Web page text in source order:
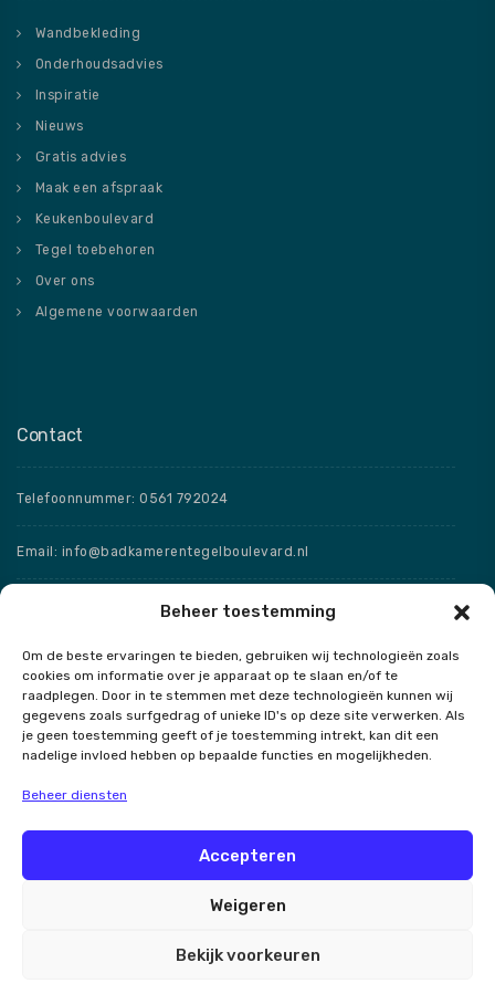
Beheer toestemming
Om de beste ervaringen te bieden, gebruiken wij technologieën zoals
cookies om informatie over je apparaat op te slaan en/of te
raadplegen. Door in te stemmen met deze technologieën kunnen wij
gegevens zoals surfgedrag of unieke ID's op deze site verwerken. Als
je geen toestemming geeft of je toestemming intrekt, kan dit een
nadelige invloed hebben op bepaalde functies en mogelijkheden.
Beheer diensten
Accepteren
Weigeren
Bekijk voorkeuren
Wandbekleding
Onderhoudsadvies
Inspiratie
Nieuws
Gratis advies
Maak een afspraak
Keukenboulevard
Tegel toebehoren
Over ons
Algemene voorwaarden
Contact
Telefoonnummer: 0561 792024
Email: info@badkamerentegelboulevard.nl
Adres: Frisaxstraat 5, 8471 ZW Wolvega
Openingstijden
Speciale openingstijden
Contact
Alle rechten voorbehouden 2026.